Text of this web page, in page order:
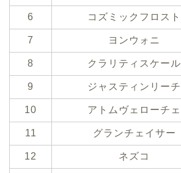
6 コズミックフロスト
7 ヨンウォニ
8 クラリティスケール
9 ジャスティンリーチ
10 アトムヴェローチェ
11 グランチェイサー
12 ネズコ